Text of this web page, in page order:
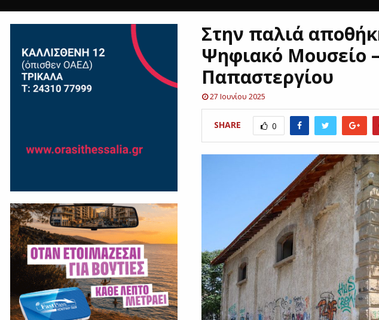
Στην παλιά
Ψηφιακό Μουσείο
Παπαστεργίου
27 Ιουνίου 2025
SHARE 0